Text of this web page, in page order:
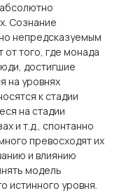
Сознание
непредсказуемым
от того, где монада
достигшие
на уровнях
к стадии
на стадии
и т.д., спонтанно
превосходят их
и влиянию
модель
истинного уровня.